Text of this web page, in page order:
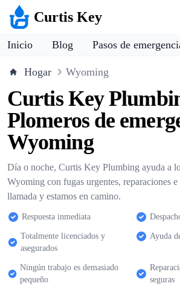
Curtis Key
Inicio Blog Pasos de
Hogar Wyoming
Curtis Key
Plomeros de
Wyoming
Día o noche, Curtis Key Plumbing ayuda a
Wyoming con fugas urgentes, reparaciones
llamada y estamos en camino.
Respuesta inmediata
Totalmente licenciados y
asegurados
Ayuda
Ningún trabajo es demasiado
pequeño
seguras